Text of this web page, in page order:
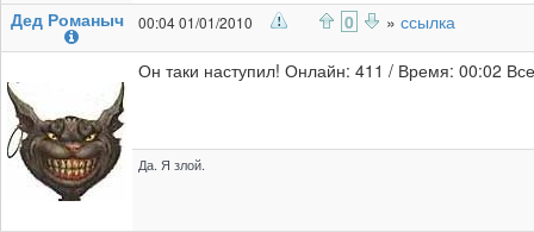
Дед Романыч 00:04 01/01/2010 0 » ссылка
Он таки наступил! Онлайн: 411 / Время: 00:02
Да. Я злой.